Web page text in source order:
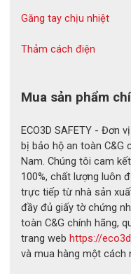
Găng tay chịu nhiệt
Thảm cách điện
Mua sản phẩm
ECO3D SAFETY - Đơn
bị bảo hộ an toàn C&G
Nam. Chúng tôi cam
100%, chất lượng luôn
trực tiếp từ nhà sản
đầy đủ giấy tờ chứng
toàn C&G chính hãng,
trang web https://
và mua hàng một cách